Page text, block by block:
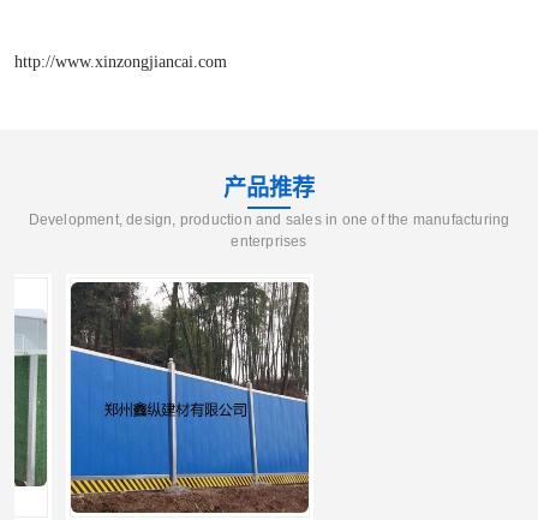
http://www.xinzongjiancai.com
产品推荐
Development, design, production and sales in one of the manufacturing
enterprises